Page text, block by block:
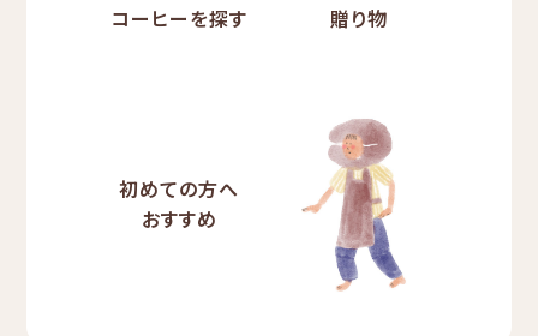
コーヒーを探す
贈り物
初めての方へ
おすすめ